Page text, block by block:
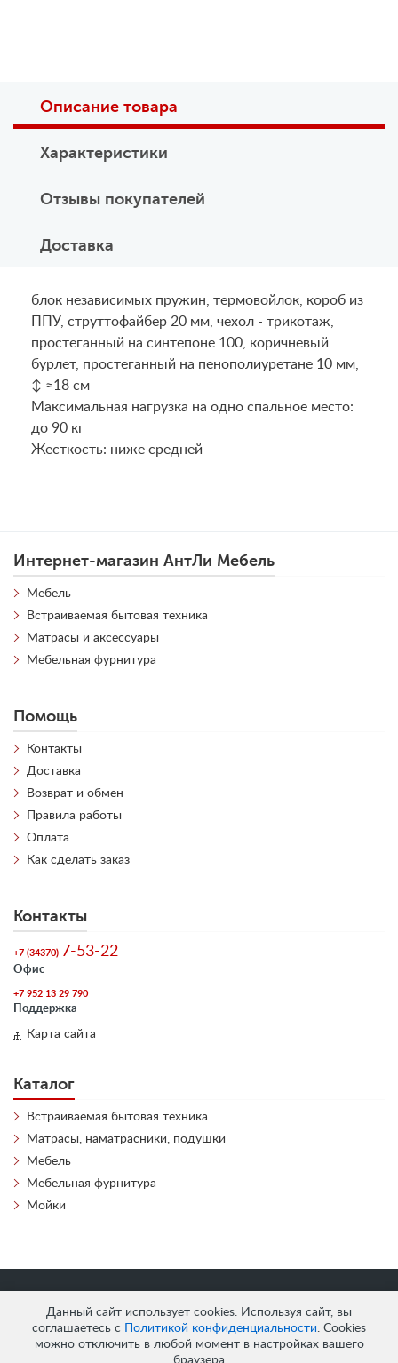
Данный сайт использует cookies. Используя сайт, вы
соглашаетесь с
Политикой конфиденциальности. Cookies
можно отключить в любой момент в настройках вашего
браузера
Описание товара
Характеристики
Отзывы покупателей
Доставка
блок независимых пружин, термовойлок, короб из
ППУ, струттофайбер 20 мм, чехол - трикотаж,
простеганный на синтепоне 100, коричневый
бурлет, простеганный на пенополиуретане 10 мм,
↕ ≈18 см
Maксимальная нагрузка на одно спальное место:
до 90 кг
Жесткость: ниже средней
Интернет-магазин АнтЛи Мебель
Мебель
Встраиваемая бытовая техника
Матрасы и аксессуары
Мебельная фурнитура
Помощь
Контакты
Доставка
Возврат и обмен
Правила работы
Оплата
Как сделать заказ
Контакты
+7 (34370) 7-53-22
Офис
+7 952 13 29 790
Поддержка
Карта сайта
Каталог
Встраиваемая бытовая техника
Матрасы, наматрасники, подушки
Мебель
Мебельная фурнитура
Мойки